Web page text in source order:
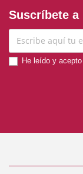
Arnés
Suscríbete
He leído y